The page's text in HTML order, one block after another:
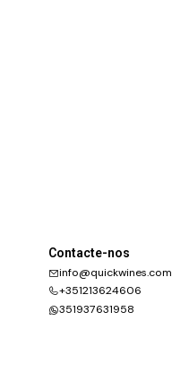
Contacte-nos
info@quickwines.com
+351213624606
351937631958